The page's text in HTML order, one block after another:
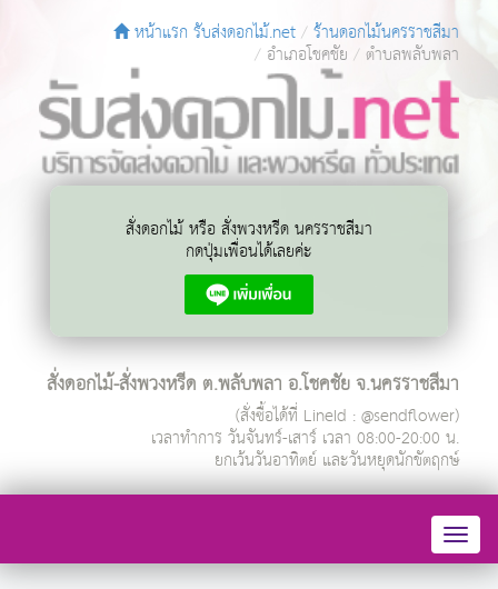
หน้าแรก รับส่งดอกไม้.net ร้านดอกไม้นครราชสีมา
อำเภอโชคชัย ตำบลพลับพลา
สั่งดอกไม้ หรือ สั่งพวงหรีด นครราชสีมา
กดปุ่มเพื่อนได้เลยค่ะ
สั่งดอกไม้-สั่งพวงหรีด ต.พลับพลา อ.โชคชัย จ.นครราชสีมา
(สั่งซื้อได้ที่ LineId : @sendflower)
เวลาทำการ วันจันทร์-เสาร์ เวลา 08:00-20:00 น.
ยกเว้นวันอาทิตย์ และวันหยุดนักขัตฤกษ์